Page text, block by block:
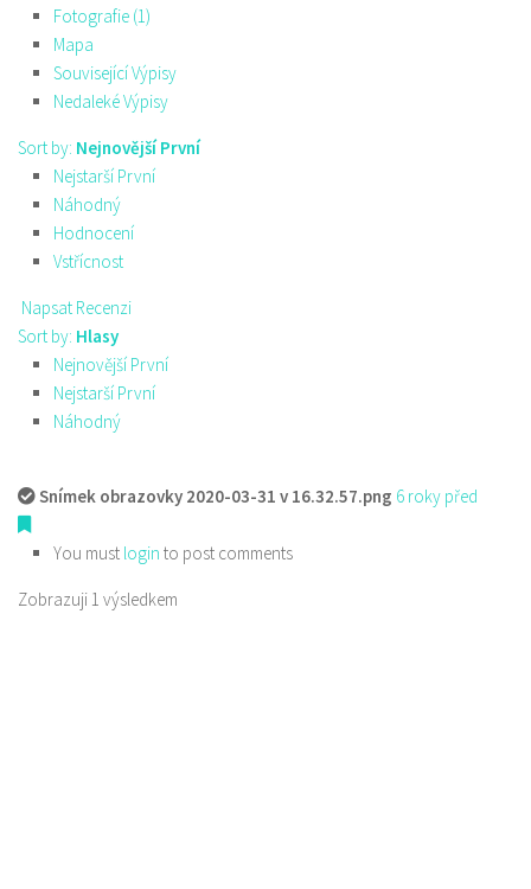
Fotografie (1)
Mapa
Související Výpisy
Nedaleké Výpisy
Sort by: Nejnovější První
Nejstarší První
Náhodný
Hodnocení
Vstřícnost
Napsat Recenzi
Sort by: Hlasy
Nejnovější První
Nejstarší První
Náhodný
Snímek obrazovky 2020-03-31 v 16.32.57.png 6 roky před
You must login to post comments
Zobrazuji 1 výsledkem